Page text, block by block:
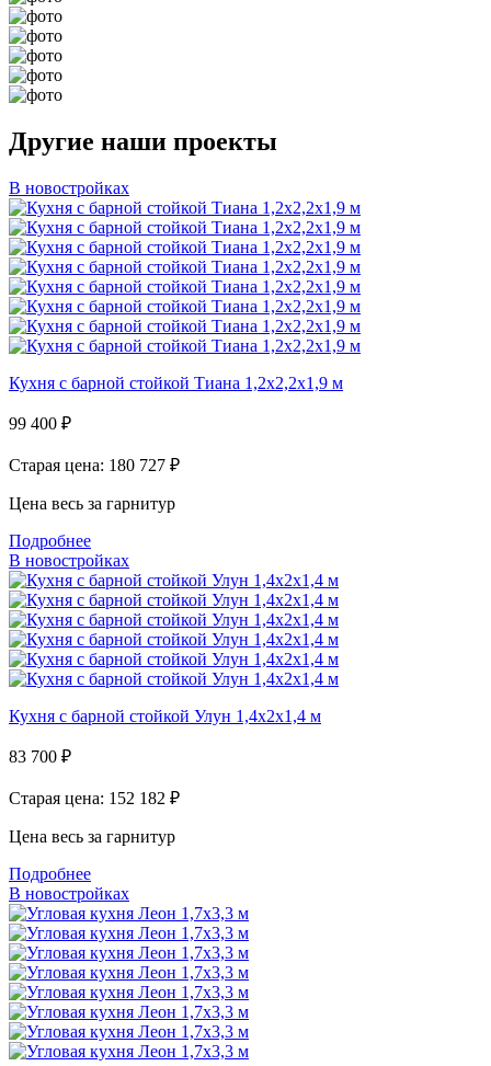
Другие наши проекты
В новостройках
Кухня с барной стойкой Тиана 1,2х2,2х1,9 м
99 400 ₽
Старая цена: 180 727 ₽
Цена весь за гарнитур
Подробнее
В новостройках
Кухня с барной стойкой Улун 1,4х2х1,4 м
83 700 ₽
Старая цена: 152 182 ₽
Цена весь за гарнитур
Подробнее
В новостройках